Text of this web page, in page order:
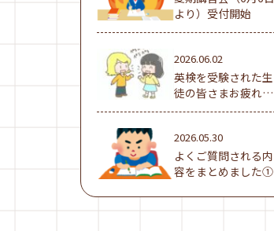
より）受付開始
2026.06.02
英検を受験された生
徒の皆さまお疲れ様
でした！
2026.05.30
よくご質問される内
容をまとめました①